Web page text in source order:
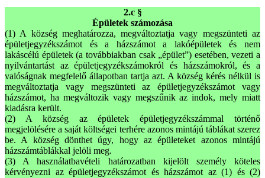
2.c §
Épületek számozása
(1) A község meghatározza, megváltoztatja vagy megszünteti az
épületjegyzékszámot és a házszámot a lakóépületek és nem
lakáscélú épületek (a továbbiakban csak „épület”) esetében, vezeti a
nyilvántartást az épületjegyzékszámokról és házszámokról, és a
valóságnak megfelelő állapotban tartja azt. A község kérés nélkül is
megváltoztatja vagy megszünteti az épületjegyzékszámot vagy
házszámot, ha megváltozik vagy megszűnik az indok, mely miatt
kiadásra került.
(2) A község az épületek épületjegyzékszámmal történő
megjelölésére a saját költségei terhére azonos mintájú táblákat szerez
be. A község dönthet úgy, hogy az épületeket azonos mintájú
házszámtáblákkal jelöli meg.
(3) A használatbavételi határozatban kijelölt személy köteles
kérvényezni az épületjegyzékszámot és házszámot az (1) és (2)